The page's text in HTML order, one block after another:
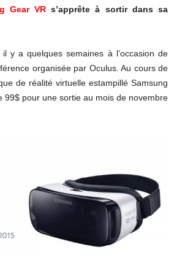
Gear VR s’apprête à sortir dans sa
y a quelques semaines à l’occasion de
organisée par Oculus. Au cours de
de réalité virtuelle estampillé Samsung
99$ pour une sortie au mois de novembre